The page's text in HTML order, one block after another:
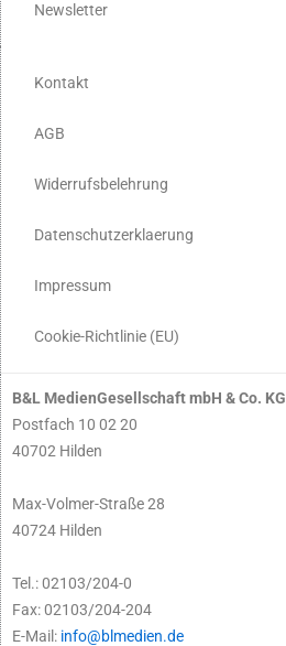
Newsletter
Kontakt
AGB
Widerrufsbelehrung
Datenschutzerklaerung
Impressum
Cookie-Richtlinie (EU)
B&L MedienGesellschaft mbH & Co. KG
Postfach 10 02 20
40702 Hilden
Max-Volmer-Straße 28
40724 Hilden
Tel.: 02103/204-0
Fax: 02103/204-204
E-Mail: info@blmedien.de